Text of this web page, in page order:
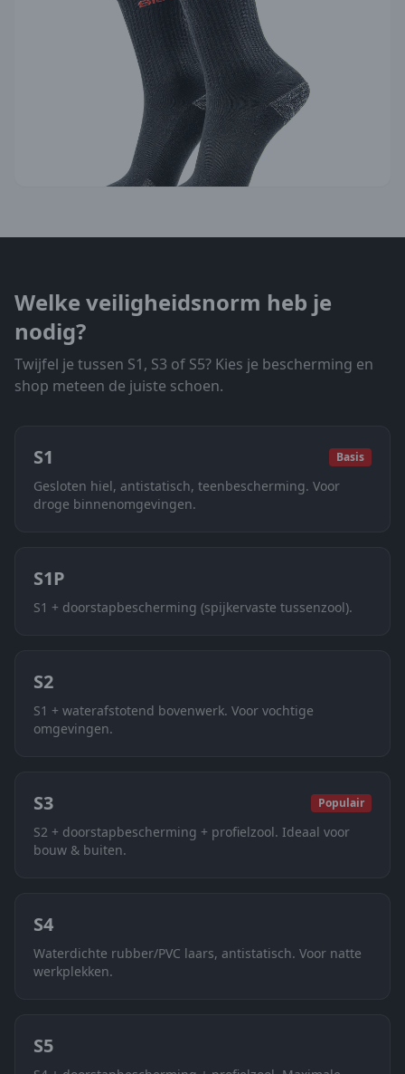
Welke veiligheidsnorm heb je
nodig?
Twijfel je tussen S1, S3 of S5? Kies je bescherming en
shop meteen de juiste schoen.
S1 Basis
Gesloten hiel, antistatisch, teenbescherming. Voor
droge binnenomgevingen.
S1P
S1 + doorstapbescherming (spijkervaste tussenzool).
S2
S1 + waterafstotend bovenwerk. Voor vochtige
omgevingen.
S3 Populair
S2 + doorstapbescherming + profielzool. Ideaal voor
bouw & buiten.
S4
Waterdichte rubber/PVC laars, antistatisch. Voor natte
werkplekken.
S5